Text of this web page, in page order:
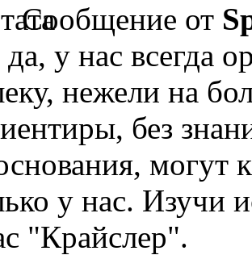
Сообщение от
у нас всегда
нежели на
без
могут
у нас. Изучи
"Крайслер".